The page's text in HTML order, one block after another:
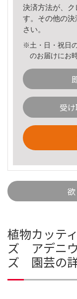
決済方法が、
す。その他の
さい。
※土・日・祝日
のお届けにお
受
植物カッテ
ズ アデニ
ズ 園芸の